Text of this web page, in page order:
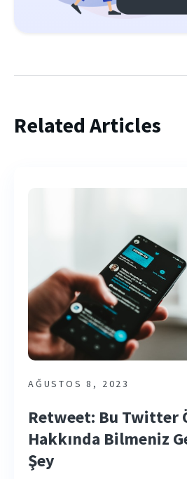
Related Articles
AĞUSTOS 8, 2023
Retweet: Bu Twitter
Hakkında Bilmeniz
Şey